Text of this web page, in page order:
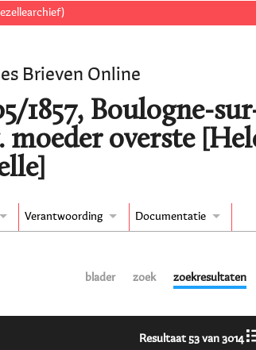
Brieven Online
1857, Boulogne-
moeder overste
Verantwoording Documentatie
blader zoek zoekresultaten
Resultaat 53 van 3014